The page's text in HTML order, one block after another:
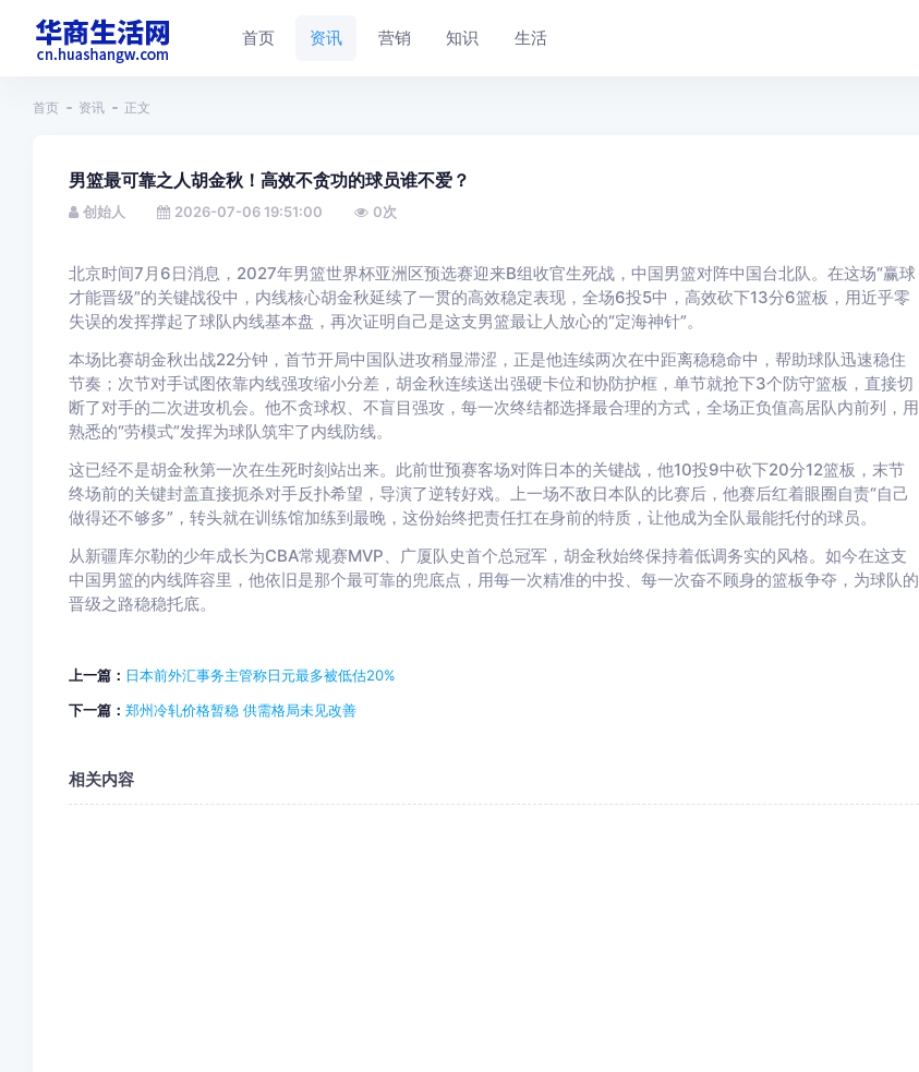
首页 资讯 营销 知识 生活
首页 资讯 正文
男篮最可靠之人胡金秋！高效不贪功的球员谁不爱？
创始人 2026-07-06 19:51:00 0次
北京时间7月6日消息，2027年男篮世界杯亚洲区预选赛迎来B组收官生死战，中国男篮对阵中国台北队。在这场“赢球
才能晋级”的关键战役中，内线核心胡金秋延续了一贯的高效稳定表现，全场6投5中，高效砍下13分6篮板，用近乎零
失误的发挥撑起了球队内线基本盘，再次证明自己是这支男篮最让人放心的“定海神针”。
本场比赛胡金秋出战22分钟，首节开局中国队进攻稍显滞涩，正是他连续两次在中距离稳稳命中，帮助球队迅速稳住
节奏；次节对手试图依靠内线强攻缩小分差，胡金秋连续送出强硬卡位和协防护框，单节就抢下3个防守篮板，直接切
断了对手的二次进攻机会。他不贪球权、不盲目强攻，每一次终结都选择最合理的方式，全场正负值高居队内前列，用
熟悉的“劳模式”发挥为球队筑牢了内线防线。
这已经不是胡金秋第一次在生死时刻站出来。此前世预赛客场对阵日本的关键战，他10投9中砍下20分12篮板，末节
终场前的关键封盖直接扼杀对手反扑希望，导演了逆转好戏。上一场不敌日本队的比赛后，他赛后红着眼圈自责“自己
做得还不够多”，转头就在训练馆加练到最晚，这份始终把责任扛在身前的特质，让他成为全队最能托付的球员。
从新疆库尔勒的少年成长为CBA常规赛MVP、广厦队史首个总冠军，胡金秋始终保持着低调务实的风格。如今在这支
中国男篮的内线阵容里，他依旧是那个最可靠的兜底点，用每一次精准的中投、每一次奋不顾身的篮板争夺，为球队的
晋级之路稳稳托底。
上一篇： 日本前外汇事务主管称日元最多被低估20%
下一篇： 郑州冷轧价格暂稳 供需格局未见改善
相关内容